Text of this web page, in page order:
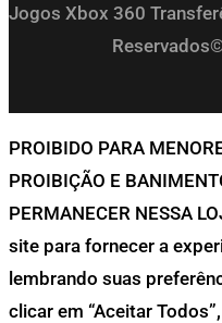
Jogos Xbox 360
PROIBIDO PARA
PROIBIÇÃO E
PERMANECER NESSA
site para fornecer a
lembrando suas
clicar em “Aceitar